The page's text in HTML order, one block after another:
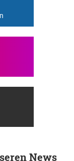
News